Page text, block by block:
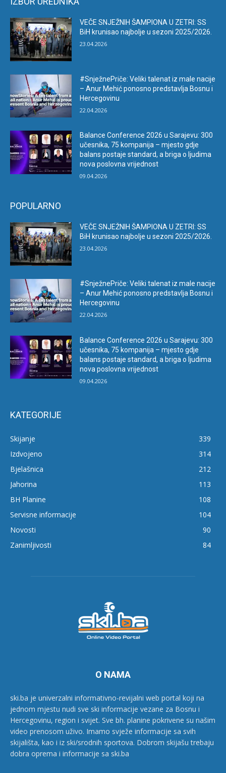
VEČE SNJEŽNIH ŠAMPIONA U ZETRI: SS
BiH krunisao najbolje u sezoni 2025/2026.
23.04.2026
#SnježnePriče: Veliki talenat iz male nacije
– Anur Mehić ponosno predstavlja Bosnu i
Hercegovinu
22.04.2026
Balance Conference 2026 u Sarajevu: 300
učesnika, 75 kompanija – mjesto gdje
balans postaje standard, a briga o ljudima
nova poslovna vrijednost
09.04.2026
POPULARNO
VEČE SNJEŽNIH ŠAMPIONA U ZETRI: SS
BiH krunisao najbolje u sezoni 2025/2026.
23.04.2026
#SnježnePriče: Veliki talenat iz male nacije
– Anur Mehić ponosno predstavlja Bosnu i
Hercegovinu
22.04.2026
Balance Conference 2026 u Sarajevu: 300
učesnika, 75 kompanija – mjesto gdje
balans postaje standard, a briga o ljudima
nova poslovna vrijednost
09.04.2026
KATEGORIJE
Skijanje
339
Izdvojeno
314
Bjelašnica
212
Jahorina
113
BH Planine
108
Servisne informacije
104
Novosti
90
Zanimljivosti
84
O NAMA
ski.ba je univerzalni informativno-revijalni web portal koji na
jednom mjestu nudi sve ski informacije vezane za Bosnu i
Hercegovinu, region i svijet. Sve bh. planine pokrivene su našim
video prenosom uživo. Imamo svježe informacije sa svih
skijališta, kao i iz ski/srodnih sportova. Dobrom skijašu trebaju
dobra oprema i informacije sa ski.ba